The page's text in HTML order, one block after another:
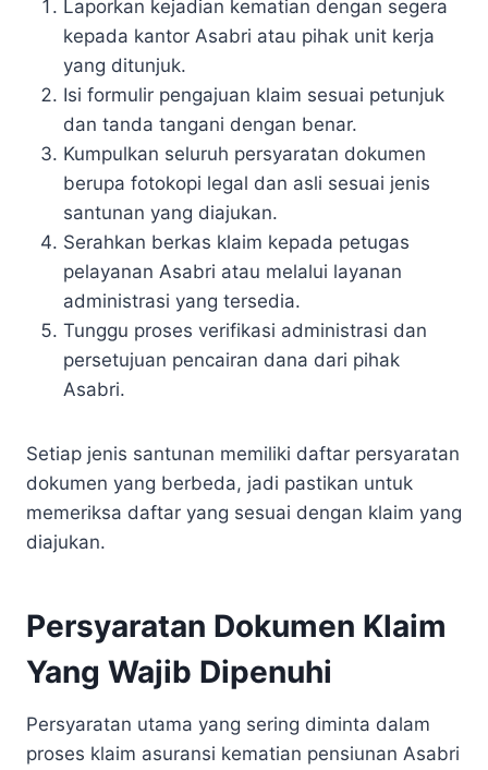
Laporkan kejadian kematian dengan segera
kepada kantor Asabri atau pihak unit kerja
yang ditunjuk.
Isi formulir pengajuan klaim sesuai petunjuk
dan tanda tangani dengan benar.
Kumpulkan seluruh persyaratan dokumen
berupa fotokopi legal dan asli sesuai jenis
santunan yang diajukan.
Serahkan berkas klaim kepada petugas
pelayanan Asabri atau melalui layanan
administrasi yang tersedia.
Tunggu proses verifikasi administrasi dan
persetujuan pencairan dana dari pihak
Asabri.
Setiap jenis santunan memiliki daftar persyaratan
dokumen yang berbeda, jadi pastikan untuk
memeriksa daftar yang sesuai dengan klaim yang
diajukan.
Persyaratan Dokumen Klaim
Yang Wajib Dipenuhi
Persyaratan utama yang sering diminta dalam
proses klaim asuransi kematian pensiunan Asabri